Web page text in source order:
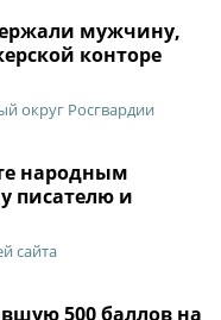
мужчину,
конторе
округ Росгвардии
народным
писателю и
сайта
500 баллов на